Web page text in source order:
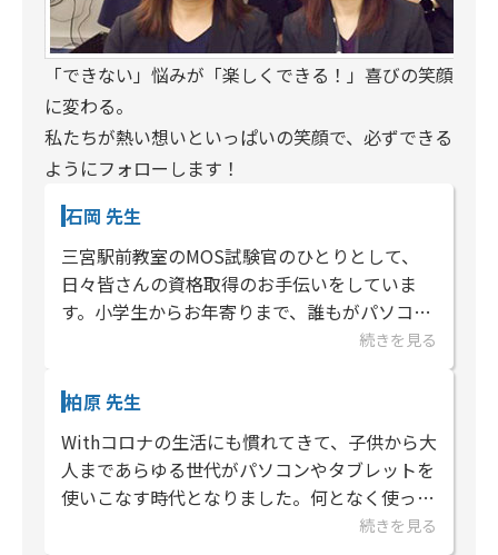
「できない」悩みが「楽しくできる！」喜びの笑顔
に変わる。
私たちが熱い想いといっぱいの笑顔で、必ずできる
ようにフォローします！
石岡 先生
三宮駅前教室のMOS試験官のひとりとして、
日々皆さんの資格取得のお手伝いをしていま
す。小学生からお年寄りまで、誰もがパソコン
を使う今の時代、パソコン資格は皆さんのスキ
続きを見る
柏原 先生
Withコロナの生活にも慣れてきて、子供から大
人まであらゆる世代がパソコンやタブレットを
使いこなす時代となりました。何となく使って
いらっしゃる方々も多いと思います。お子様は
続きを見る